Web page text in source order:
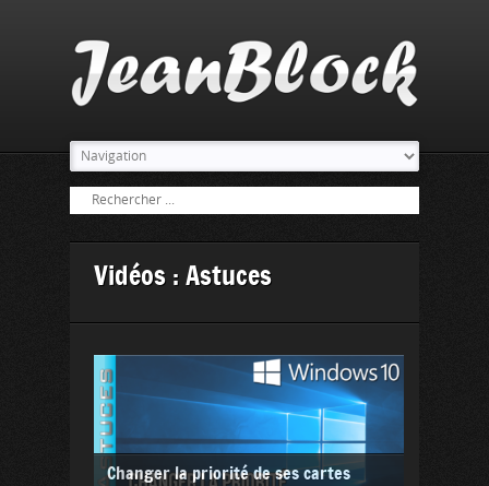
Vidéos : Astuces
Changer la priorité de ses cartes